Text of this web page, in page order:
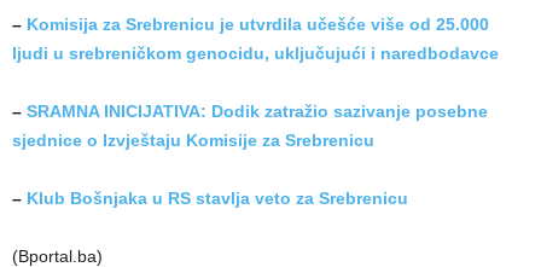
– Komisija za Srebrenicu je utvrdila učešće više od 25.000
ljudi u srebreničkom genocidu, uključujući i naredbodavce
– SRAMNA INICIJATIVA: Dodik zatražio sazivanje posebne
sjednice o Izvještaju Komisije za Srebrenicu
– Klub Bošnjaka u RS stavlja veto za Srebrenicu
(Bportal.ba)